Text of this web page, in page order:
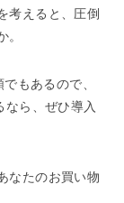
考えると、圧倒
。
もあるので、
ら、ぜひ導入
なたのお買い物